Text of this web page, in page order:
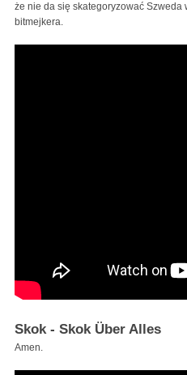
że nie da się skategoryzować Szweda
bitmejkera.
Skok - Skok Über Alles
Amen.